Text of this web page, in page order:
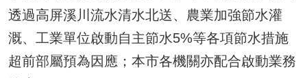
透過高屏溪川流水清水北送、農業加強節水灌
溉、工業單位啟動自主節水5%等各項節水措施
超前部屬預為因應；本市各機關亦配合啟動業務